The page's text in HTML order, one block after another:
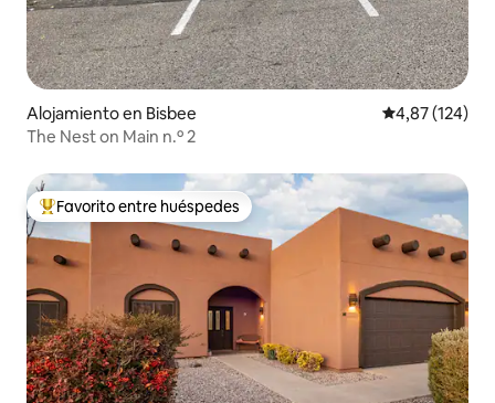
Alojamiento en Bisbee Calificación
4,87 (124)
The Nest on Main n.º 2
Favorito entre los huéspedes más destacados
Favorito entre huéspedes